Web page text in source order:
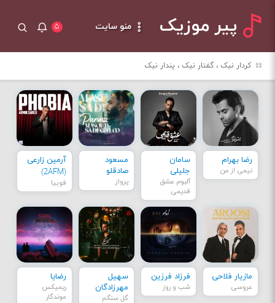
پیر موزیک منو سایت ۵
کردار نیک ، گفتار نیک ، پندار نیک
رضا بهرام
نیمی از من
سامان
جلیلی
آلبوم عشق
قدیمی
مسعود
صادقلو
پرواز
آرمین زارعی
(2AFM)
فوبیا
مازیار فلاحی
عروسی
فرزاد فرزین
شب و روز
سهیل
مهرزادگان
گل سنگم
رضایا
ریمیکس
موندگار